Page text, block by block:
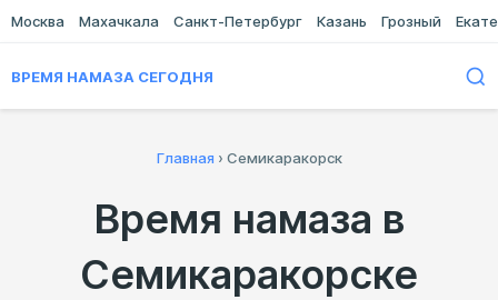
Москва Махачкала Санкт-Петербург Казань Грозный
ВРЕМЯ НАМАЗА СЕГОДНЯ
Главная › Семикаракорск
Время намаза в
Семикаракорске